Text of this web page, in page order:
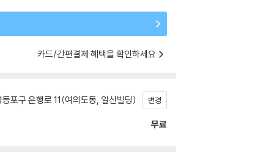
카드/간편결제 혜택을 확인하세요
포구 은행로 11(여의도동, 일신빌딩) 변경
무료